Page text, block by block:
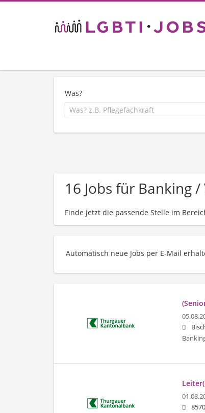
Was?
16 Jobs für Banking
Finde jetzt die passende Stelle im
Automatisch neue Jobs per E-Mail